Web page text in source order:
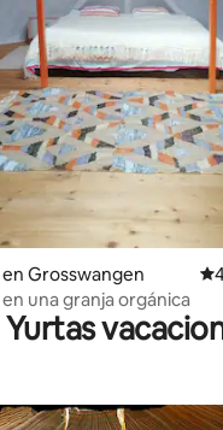
4.86 de 5, 438 reseñas
Grosswangen
una granja orgánica
Yurtas